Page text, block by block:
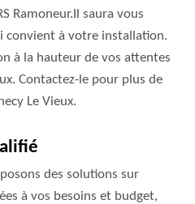
Ramoneur.Il saura vous
convient à votre installation.
à la hauteur de vos attentes
Contactez-le pour plus de
Le Vieux.
des solutions sur
à vos besoins et budget,